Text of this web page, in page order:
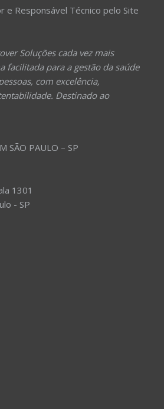
e Responsável Técnico pelo Site
Soluções cada vez mais
facilitada para a gestão da saúde
com excelência,
Destinado ao
SÃO PAULO – SP
1301
- SP